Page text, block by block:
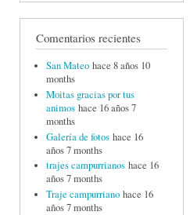
Comentarios recientes
San Mateo hace 8 años 10
months
Moitas gracias por tus
animos hace 16 años 7
months
Galería de fotos hace 16
años 7 months
trajes campurrianos hace 16
años 7 months
Traje campurriano hace 16
años 7 months